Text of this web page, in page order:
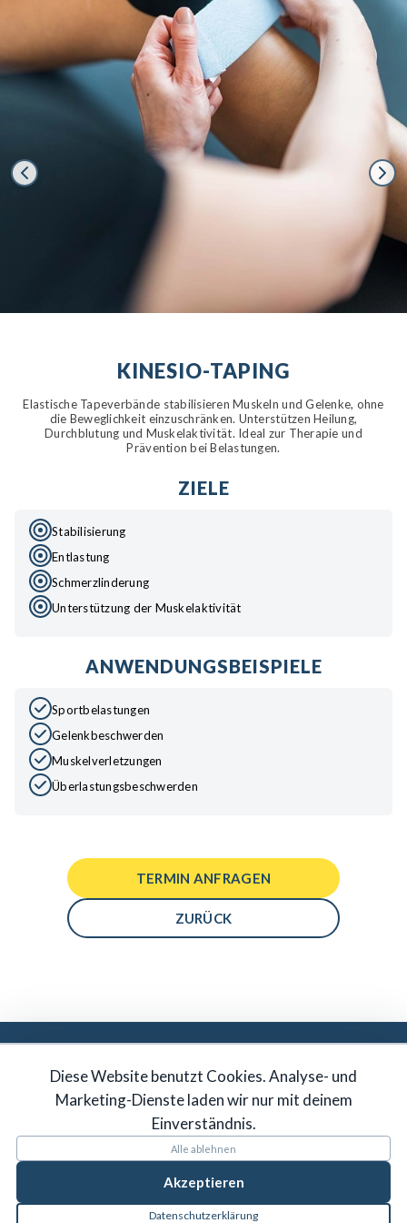
KINESIO-TAPING
Elastische Tapeverbände stabilisieren Muskeln und Gelenke, ohne
die Beweglichkeit einzuschränken. Unterstützen Heilung,
Durchblutung und Muskelaktivität. Ideal zur Therapie und
Prävention bei Belastungen.
ZIELE
Stabilisierung
Entlastung
Schmerzlinderung
Unterstützung der Muskelaktivität
ANWENDUNGSBEISPIELE
Sportbelastungen
Gelenkbeschwerden
Muskelverletzungen
Überlastungsbeschwerden
TERMIN ANFRAGEN
ZURÜCK
JETZT BEWERBEN
Diese Website benutzt Cookies. Analyse- und
Marketing-Dienste laden wir nur mit deinem
Einverständnis.
Alle ablehnen
Akzeptieren
Datenschutzerklärung